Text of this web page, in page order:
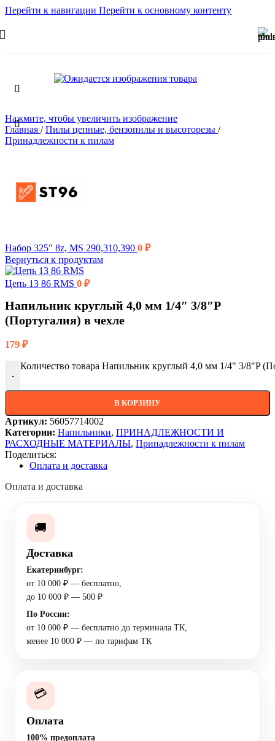
Перейти к навигации Перейти к основному контенту
Нажмите, чтобы увеличить изображение
Главная / Пилы цепные, бензопилы и высоторезы /
Принадлежности к пилам
Набор 325" 8z, MS 290,310,390 0 ₽
Вернуться к продуктам
Цепь 13 86 RMS 0 ₽
Напильник круглый 4,0 мм 1/4″ 3/8″P
(Португалия) в чехле
179 ₽
-
Количество товара Напильник круглый 4,0 мм 1/4" 3/8"P
В КОРЗИНУ
Артикул: 56057714002
Категории: Напильники, ПРИНАДЛЕЖНОСТИ И
РАСХОДНЫЕ МАТЕРИАЛЫ, Принадлежности к пилам
Поделиться:
Оплата и доставка
Оплата и доставка
🚚
Доставка
Екатеринбург:
от 10 000 ₽ — бесплатно,
до 10 000 ₽ — 500 ₽
По России:
от 10 000 ₽ — бесплатно до терминала ТК,
менее 10 000 ₽ — по тарифам ТК
💳
Оплата
100% предоплата